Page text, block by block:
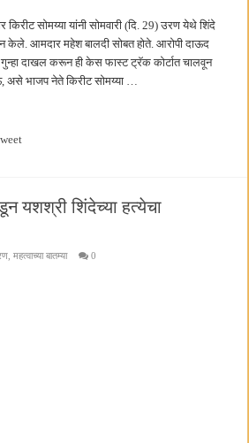
सोमय्या यांनी सोमवारी (दि. 29) उरण येथे शिंदे
केले. आमदार महेश बालदी सोबत होते. आरोपी दाऊद
दाखल करून ही केस फास्ट ट्रॅक कोर्टात चालवून
असे भाजप नेते किरीट सोमय्या …
यशश्री शिंदेच्या हत्येचा
,महत्वाच्या बातम्या 0